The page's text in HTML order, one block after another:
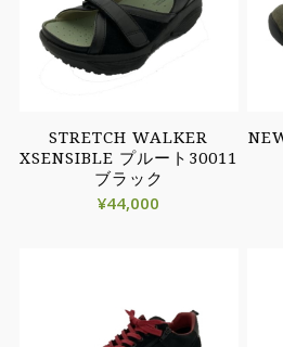
STRETCH WALKER
XSENSIBLE プルート30011
ブラック
¥44,000